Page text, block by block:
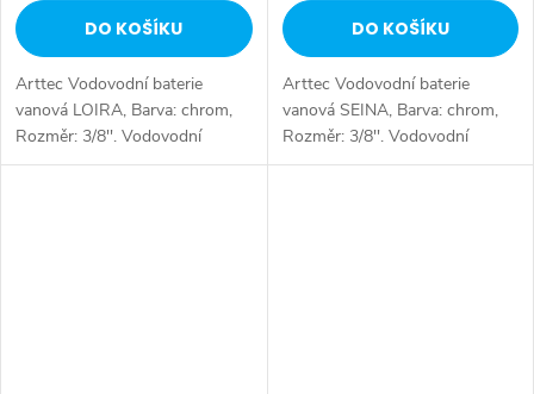
DO KOŠÍKU
Arttec Vodovodní baterie
vanová LOIRA, Barva: chrom,
Rozměr: 3/8''. Vodovodní
baterie vanová stojánková
DO KOŠÍKU
Arttec Vodovodní baterie
vanová SEINA, Barva: chrom,
Rozměr: 3/8''. Vodovodní
baterie vanová stojánková